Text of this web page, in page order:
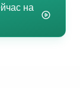
на